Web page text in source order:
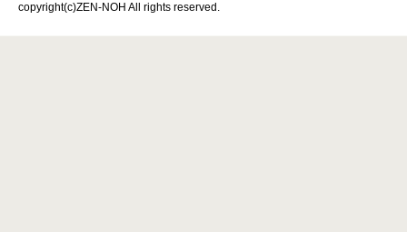
copyright(c)ZEN-NOH All rights reserved.